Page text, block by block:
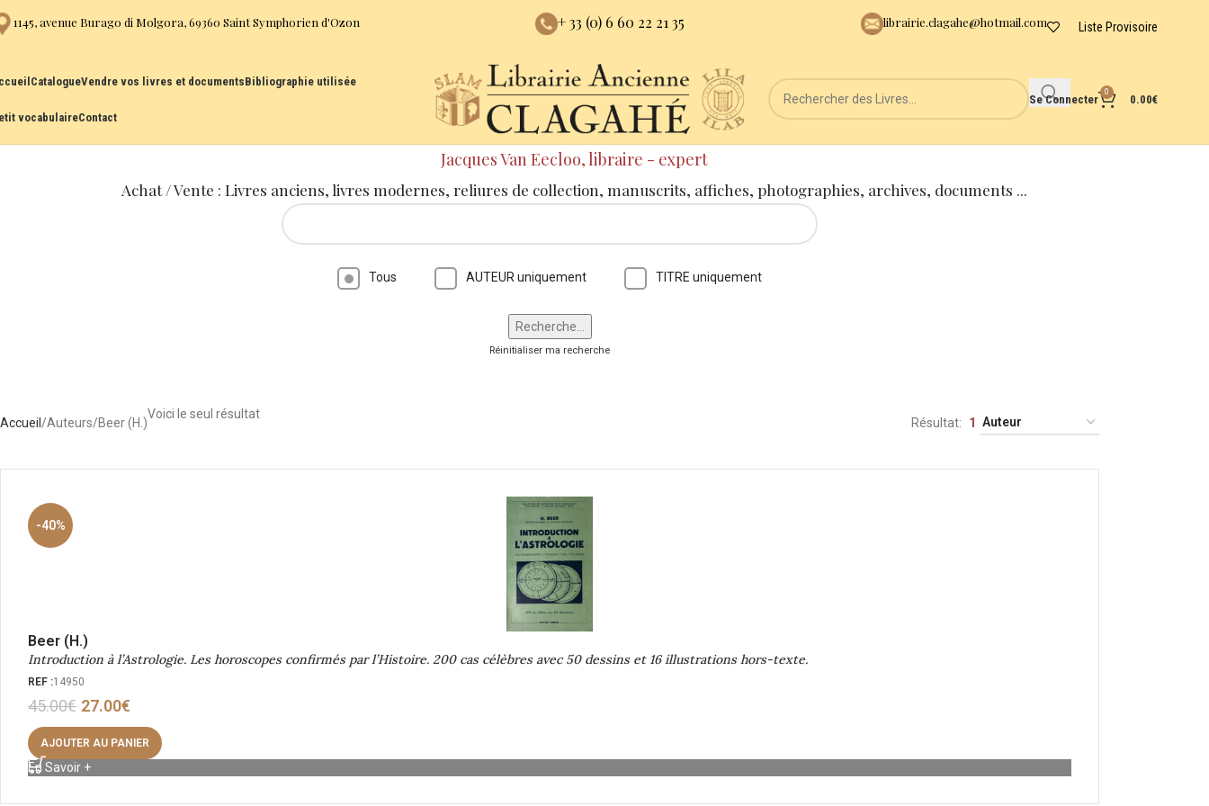
1145, avenue Burago di Molgora, 69360 Saint Symphorien d'Ozon + 33 (0) 6 60 22 21 35 librairie.clagahe@hotmail.com Liste Provisoire
CatalogueVendre vos livres et documentsBibliographie utilisée
vocabulaireContact
Se Connecter
0
0.00€
Jacques Van Eecloo, libraire - expert
Achat / Vente : Livres anciens, livres modernes, reliures de collection, manuscrits, affiches, photographies, archives, documents ...
Tous AUTEUR uniquement TITRE uniquement
Réinitialiser ma recherche
Accueil Auteurs Beer (H.)
Voici le seul résultat
Résultat 1
-40%
Beer (H.)
Introduction à l’Astrologie. Les horoscopes confirmés par l’Histoire. 200 cas célèbres avec 50 dessins et 16 illustrations hors-texte.
REF :14950
45.00€ 27.00€
AJOUTER AU PANIER
En Savoir +